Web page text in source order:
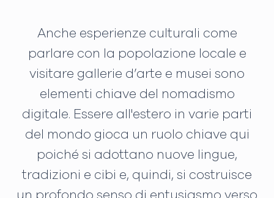
Anche esperienze culturali come
parlare con la popolazione locale e
visitare gallerie d’arte e musei sono
elementi chiave del nomadismo
digitale. Essere all'estero in varie parti
del mondo gioca un ruolo chiave qui
poiché si adottano nuove lingue,
tradizioni e cibi e, quindi, si costruisce
un profondo senso di entusiasmo verso